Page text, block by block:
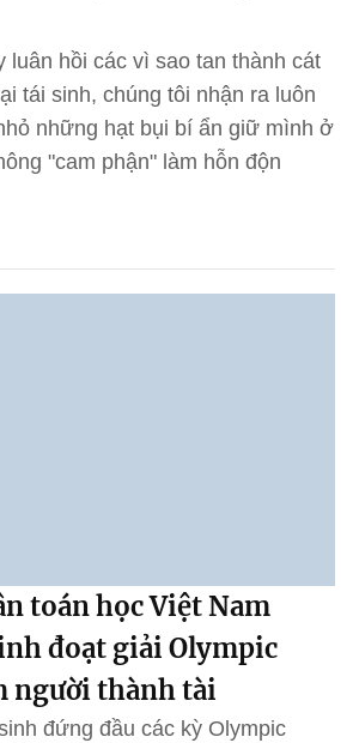
luân hồi các vì sao tan thành cát
tái sinh, chúng tôi nhận ra luôn
những hạt bụi bí ẩn giữ mình ở
"cam phận" làm hỗn độn
toán học Việt Nam
đoạt giải Olympic
người thành tài
đứng đầu các kỳ Olympic